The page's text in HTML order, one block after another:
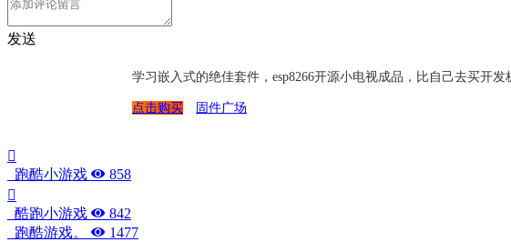
发送
学习嵌入式的绝佳套件，esp8266开源小电视成品，比自己去买开
点击购买 固件广场
跑酷小游戏 858
酷跑小游戏
842
跑酷游戏。
1477